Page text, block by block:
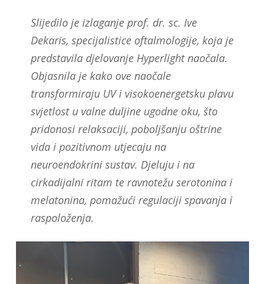
Slijedilo je izlaganje prof. dr. sc. Ive
Dekaris, specijalistice oftalmologije, koja je
predstavila djelovanje Hyperlight naočala.
Objasnila je kako ove naočale
transformiraju UV i visokoenergetsku plavu
svjetlost u valne duljine ugodne oku, što
pridonosi relaksaciji, poboljšanju oštrine
vida i pozitivnom utjecaju na
neuroendokrini sustav. Djeluju i na
cirkadijalni ritam te ravnotežu serotonina i
melatonina, pomažući regulaciji spavanja i
raspoloženja.